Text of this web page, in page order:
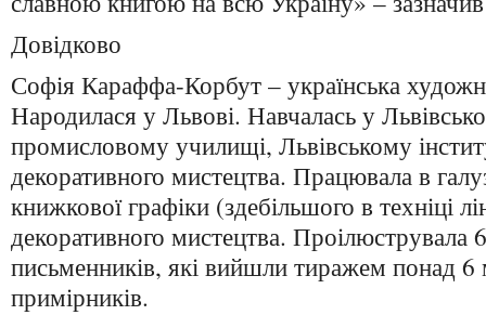
Довідково
Софія Караффа-Корбут – українська
Народилася у Львові. Навчалась у
промисловому училищі, Львівському
декоративного мистецтва. Працювала в
книжкової графіки (здебільшого в техніці
декоративного мистецтва. Проілюструвала
письменників, які вийшли тиражем понад 6
примірників.